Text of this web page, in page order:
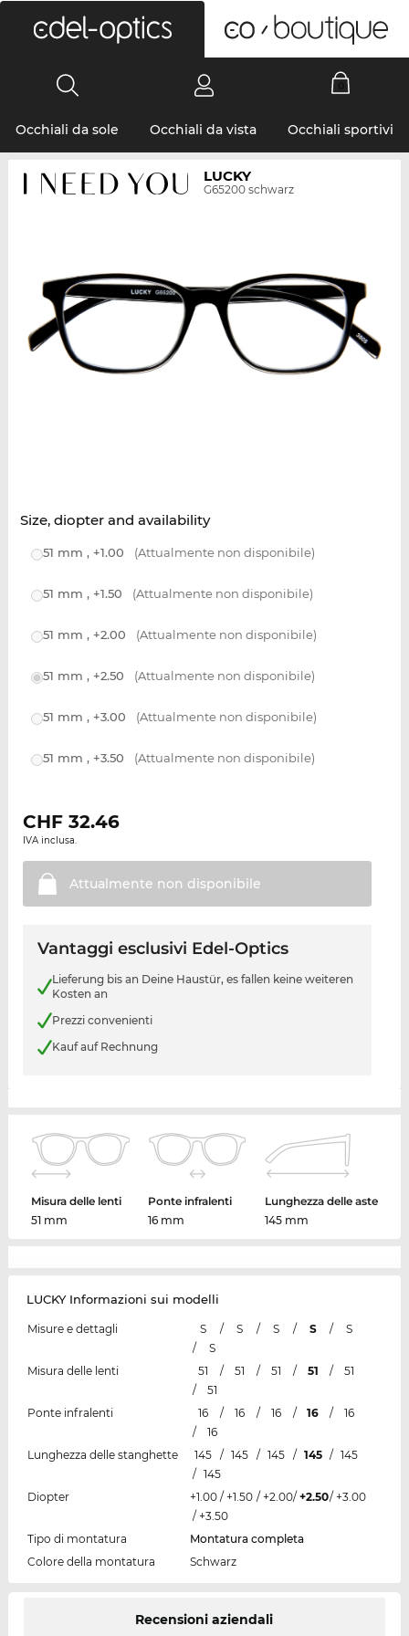
Occhiali da sole Occhiali da vista Occhiali sportivi
LUCKY
G65200 schwarz
Size, diopter and availability
51 mm , +1.00 (Attualmente non disponibile)
51 mm , +1.50 (Attualmente non disponibile)
51 mm , +2.00 (Attualmente non disponibile)
51 mm , +2.50 (Attualmente non disponibile)
51 mm , +3.00 (Attualmente non disponibile)
51 mm , +3.50 (Attualmente non disponibile)
CHF 32.46
IVA inclusa.
Attualmente non disponibile
Vantaggi esclusivi Edel-Optics
Lieferung bis an Deine Haustür, es fallen keine weiteren
Kosten an
Prezzi convenienti
Kauf auf Rechnung
Misura delle lenti
51 mm
Ponte infralenti
16 mm
Lunghezza delle aste
145 mm
LUCKY Informazioni sui modelli
Misure e dettagli S / S / S / S /
S
/
S
Misura delle lenti
51 / 51 / 51 / 51 /
51
/
51
Ponte infralenti
16 / 16 / 16 / 16 /
16
/
16
Lunghezza delle stanghette
145 / 145 / 145 / 145 / 145
/ 145
Diopter
+1.00 / +1.50 / +2.00/ +2.50/ +3.00
/ +3.50
Tipo di montatura
Montatura completa
Colore della montatura
Schwarz
Recensioni aziendali